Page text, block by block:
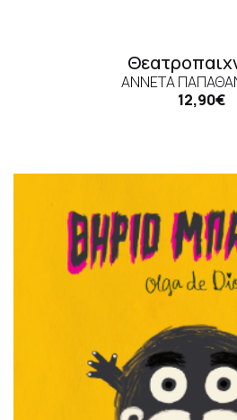
ΑΝΝΈΤΑ
12,90€